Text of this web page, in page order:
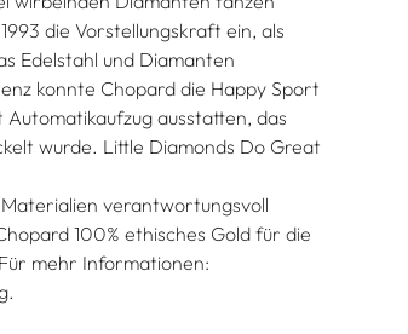
die Vorstellungskraft ein, als
Edelstahl und Diamanten
konnte Chopard die Happy Sport
ausstatten, das
wurde. Little Diamonds Do Great
verantwortungsvoll
100% ethisches Gold für die
mehr Informationen: